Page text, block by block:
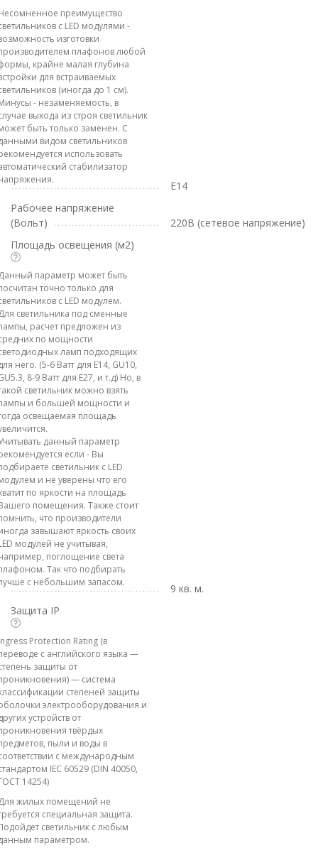
преимущество
с LED модулями -
изготовки
плафонов любой
крайне малая глубина
для встраиваемых
(иногда до 1 см).
- незаменяемость, в
выхода из строя светильник
быть только заменен. С
видом светильников
использовать
стабилизатор
E14
Рабочее напряжение
(Вольт)
220В (сетевое напряжение)
Площадь освещения (м2)
параметр может быть
точно только для
с LED модулем.
светильника под сменные
расчет предложен из
по мощности
ламп подходящих
него. (5-6 Ватт для E14, GU10,
8-9 Ватт для E27, и т.д) Но, в
светильник можно взять
и большей мощности и
освещаемая площадь
данный параметр
если - Вы
светильник с LED
и не уверены что его
по яркости на площадь
помещения. Также стоит
что производители
завышают яркость своих
модулей не учитывая,
поглощение света
Так что подбирать
с небольшим запасом.
9 кв. м.
Защита IP
Protection Rating (в
с английского языка —
защиты от
— система
степеней защиты
электрооборудования и
устройств от
твёрдых
пыли и воды в
с международным
IEC 60529 (DIN 40050,
14254)
жилых помещений не
специальная защита.
светильник с любым
параметром.